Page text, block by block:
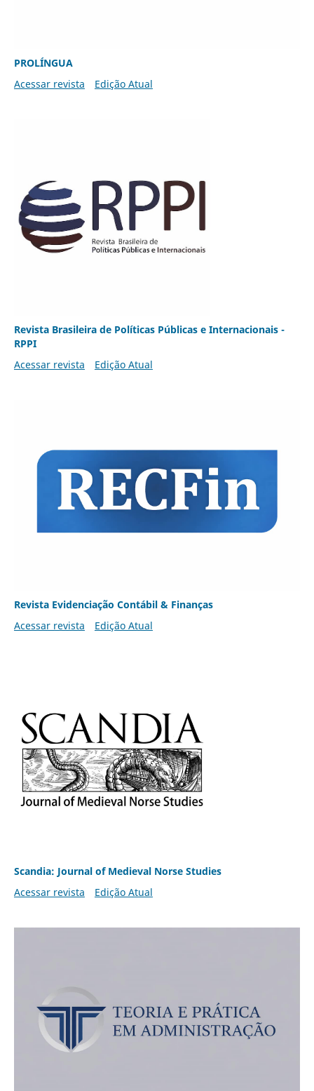
PROLÍNGUA
Acessar revista
Edição Atual
Revista Brasileira de Políticas Públicas e Internacionais -
RPPI
Acessar revista
Edição Atual
Revista Evidenciação Contábil & Finanças
Acessar revista
Edição Atual
Scandia: Journal of Medieval Norse Studies
Acessar revista
Edição Atual